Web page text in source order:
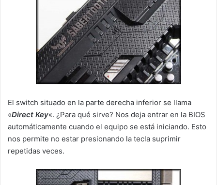
El switch situado en la parte derecha inferior se llama
«Direct Key«. ¿Para qué sirve? Nos deja entrar en la BIOS
automáticamente cuando el equipo se está iniciando. Esto
nos permite no estar presionando la tecla suprimir
repetidas veces.